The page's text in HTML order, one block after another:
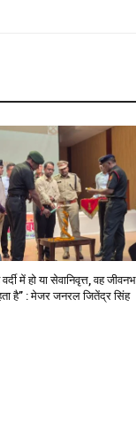
में हो या सेवानिवृत्त, वह
है” : मेजर जनरल जितेंद्र सिंह